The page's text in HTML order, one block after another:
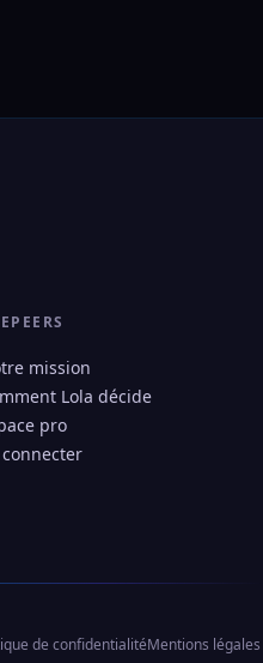
mission
Lola décide
pro
connecter
de confidentialitéMentions légales